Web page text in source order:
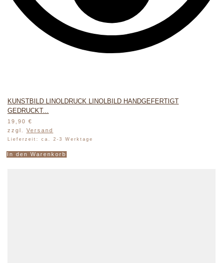
KUNSTBILD LINOLDRUCK LINOLBILD HANDGEFERTIGT
GEDRUCKT...
19,90 €
zzgl. Versand
Lieferzeit: ca. 2-3 Werktage
In den Warenkorb